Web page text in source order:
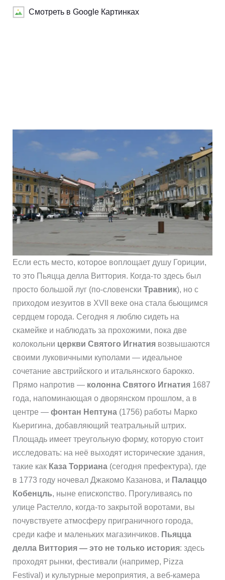
Смотреть в Google Картинках
Если есть место, которое воплощает душу Гориции,
то это Пьяцца делла Виттория. Когда-то здесь был
просто большой луг (по-словенски Травник), но с
приходом иезуитов в XVII веке она стала бьющимся
сердцем города. Сегодня я люблю сидеть на
скамейке и наблюдать за прохожими, пока две
колокольни церкви Святого Игнатиявозвышаются
своими луковичными куполами — идеальное
сочетание австрийского и итальянского барокко.
Прямо напротив — колонна Святого Игнатия1687
года, напоминающая о дворянском прошлом, а в
центре — фонтан Нептуна(1756) работы Марко
Кьеригина, добавляющий театральный штрих.
Площадь имеет треугольную форму, которую стоит
исследовать: на неё выходят исторические здания,
такие как Каза Торриана(сегодня префектура), где
в 1773 году ночевал Джакомо Казанова, и Палаццо
Кобенцль, ныне епископство. Прогуливаясь по
улице Растелло, когда-то закрытой воротами, вы
почувствуете атмосферу приграничного города,
среди кафе и маленьких магазинчиков. Пьяцца
делла Виттория — это не только история: здесь
проходят рынки, фестивали (например, Pizza
Festival) и культурные мероприятия, а веб-камера